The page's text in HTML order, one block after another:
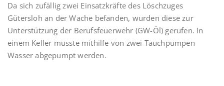
Da sich zufällig zwei Einsatzkräfte des Löschzuges
Gütersloh an der Wache befanden, wurden diese zur
Unterstützung der Berufsfeuerwehr (GW-Öl) gerufen. In
einem Keller musste mithilfe von zwei Tauchpumpen
Wasser abgepumpt werden.